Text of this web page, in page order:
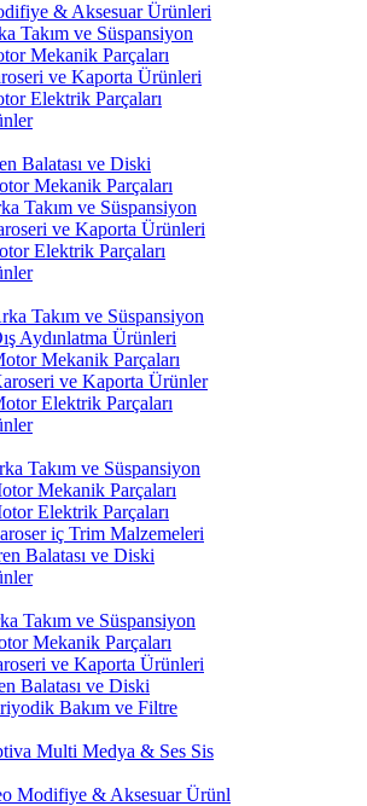
& Aksesuar Ürünleri
Takım ve Süspansiyon
Mekanik Parçaları
ve Kaporta Ürünleri
Elektrik Parçaları
Balatası ve Diski
Mekanik Parçaları
Takım ve Süspansiyon
ve Kaporta Ürünleri
Elektrik Parçaları
Takım ve Süspansiyon
Aydınlatma Ürünleri
Mekanik Parçaları
ve Kaporta Ürünler
Elektrik Parçaları
Takım ve Süspansiyon
Mekanik Parçaları
Elektrik Parçaları
iç Trim Malzemeleri
Balatası ve Diski
Takım ve Süspansiyon
Mekanik Parçaları
ve Kaporta Ürünleri
Balatası ve Diski
Bakım ve Filtre
Multi Medya & Ses Sis
Modifiye & Aksesuar Ürünl